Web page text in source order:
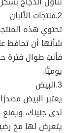
2.منتجات الألبان
تحتوي هذه
شأنها أن تحافظ
يوميًّا.
3.البيض
يعتبر البيض
لدى جنينك،
يتعرض لها مخ